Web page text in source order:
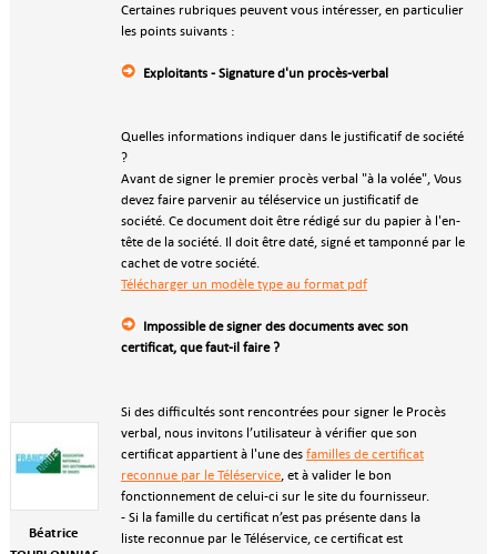
Béatrice
Certaines rubriques peuvent vous intéresser, en particulier
les points suivants :
Exploitants - Signature d'un procès-verbal
Quelles informations indiquer dans le justificatif de société
?
Avant de signer le premier procès verbal "à la volée", Vous
devez faire parvenir au téléservice un justificatif de
société. Ce document doit être rédigé sur du papier à l'en-
tête de la société. Il doit être daté, signé et tamponné par le
cachet de votre société.
Télécharger un modèle type au format pdf
Impossible de signer des documents avec son
certificat, que faut-il faire ?
Si des difficultés sont rencontrées pour signer le Procès
verbal, nous invitons l’utilisateur à vérifier que son
certificat appartient à l'une des familles de certificat
reconnue par le Téléservice, et à valider le bon
fonctionnement de celui-ci sur le site du fournisseur.
- Si la famille du certificat n’est pas présente dans la
liste reconnue par le Téléservice, ce certificat est